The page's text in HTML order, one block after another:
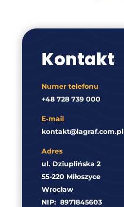
Kontakt
Numer telefonu
+48 728 739 000
E-mail
kontakt@lagraf.com.pl
Adres
ul. Dziuplińska 2
55-220 Miłoszyce
Wrocław
NIP: 8971845603